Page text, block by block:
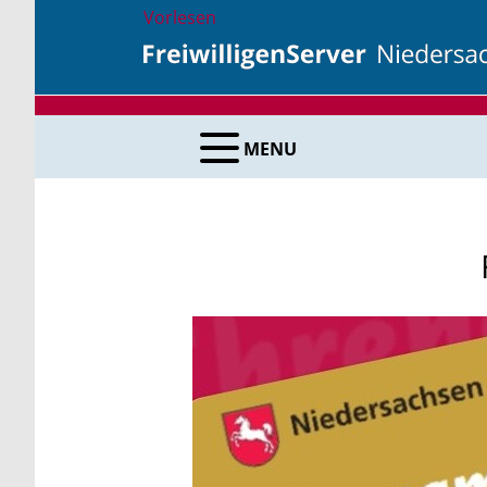
Vorlesen
MENU